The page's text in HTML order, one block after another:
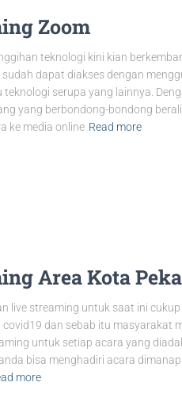
Zoom
teknologi kini kian
dapat diakses dengan
serupa yang lainnya.
yang berbondong-bondong
ke media online Read more
Area Kota
live streaming untuk saat ini cukup
dan sebab itu masyarakat
untuk setiap acara yang
bisa menghadiri acara
more